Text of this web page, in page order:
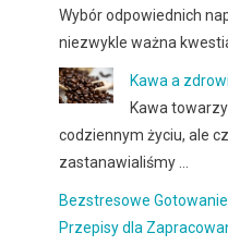
Wybór odpowiednich
niezwykle ważna
Kawa a
Kawa
codziennym życiu, ale
zastanawialiśmy …
Bezstresowe
Przepisy dla